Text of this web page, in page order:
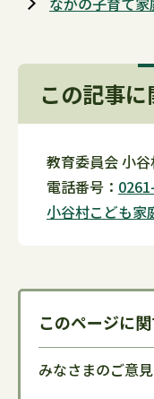
この記事
教育委員会 小
電話番号：
小谷村こども家
このページに
みなさまのご意